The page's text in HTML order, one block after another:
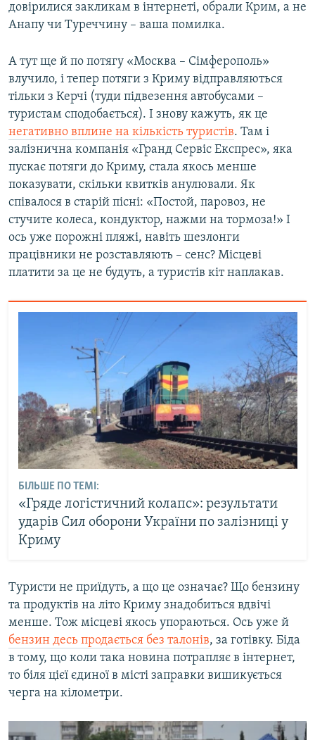
довірилися закликам в інтернеті, обрали Крим, а не
Анапу чи Туреччину – ваша помилка.
А тут ще й по потягу «Москва – Сімферополь»
влучило, і тепер потяги з Криму відправляються
тільки з Керчі (туди підвезення автобусами –
туристам сподобається). І знову кажуть, як це
негативно вплине на кількість туристів. Там і
залізнична компанія «Гранд Сервіс Експрес», яка
пускає потяги до Криму, стала якось менше
показувати, скільки квитків анулювали. Як
співалося в старій пісні: «Постой, паровоз, не
стучите колеса, кондуктор, нажми на тормоза!» І
ось уже порожні пляжі, навіть шезлонги
працівники не розставляють – сенс? Місцеві
платити за це не будуть, а туристів кіт наплакав.
БІЛЬШЕ ПО ТЕМІ:
«Гряде логістичний колапс»: результати
ударів Сил оборони України по залізниці у
Криму
Туристи не приїдуть, а що це означає? Що бензину
та продуктів на літо Криму знадобиться вдвічі
менше. Тож місцеві якось упораються. Ось уже й
бензин десь продається без талонів, за готівку. Біда
в тому, що коли така новина потрапляє в інтернет,
то біля цієї єдиної в місті заправки вишикується
черга на кілометри.